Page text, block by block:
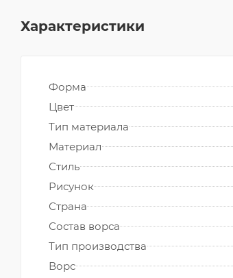
Характеристики
Форма
Цвет
Тип материала
Материал
Стиль
Рисунок
Страна
Состав ворса
Тип производства
Ворс